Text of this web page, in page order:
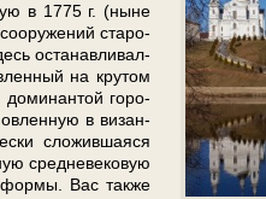
в 1775 г. (ны­не
ста­ро­
оста­нав­ли­вал­
на кру­том
го­ро­
в ви­зан­
сло­жив­ша­я­ся
сред­не­ве­ко­вую
фор­мы. Вас так­же